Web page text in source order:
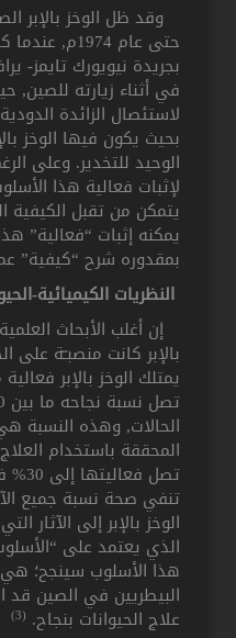
وقد ظل الوخز بالإبر
حتى عام 1974م,
بجريدة نيويورك تايمز-
في أثناء زيارته للصين, حينها
لاستئصال الزائدة الدودية
بحيث يكون فيها الوخز بالإبر
الوحيد للتخدير. وعلى الرغم
لإثبات فعالية هذا الأسلوب,
يتمكن من تقبل الكيفية التي
يمكنه إثبات “فعالية” هذا
بمقدوره شرح “كيفية” عمله.
النظريات الكيميائية-الحيوية (
إن أغلب الأبحاث العلمية
بالإبر كانت منصبـّة على
يمتلك الوخز بالإبر فعالية
الحالات, وهذه النسبة هي
تصل فعاليتها إلى 30% فقط (2)
تنفي صحة نسبة جميع الآثار
الوخز بالإبر إلى الآثار التي
الذي يعتمد على “الأسلوب
هذا الأسلوب سينجح؛ هي أن
البيطريين في الصين قد
علاج الحيوانات بنجاح.(3)